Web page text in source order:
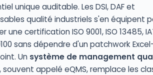
unique auditable. Les DSI, DAF et
qualité industriels s'en équipent
une certification ISO 9001, ISO 13485,
sans dépendre d'un patchwork
Un système de management
souvent appelé eQMS, remplace les